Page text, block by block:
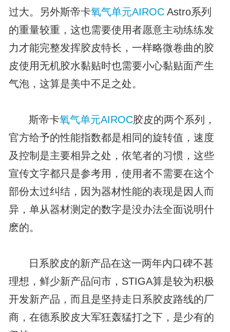
过大。另外斯帝卡氧气单元AIROCAstro系列
的重量较重，这也需要使用者愿意主动练练发
力才能完整发挥胶皮特长，一样略微卷曲的胶
皮使用无机胶水黏贴时也需要小心黏贴面产生
气泡，这算是美中不足之处。
斯帝卡氧气单元AIROC胶皮的两个系列，
官方给予的性能指数都是相同的旋转值，速度
及控制是主要相异之处，依笔者的习惯，这些
宣传文字都只是参考用，使用者不需要在这个
部份太过纠结，因为器材性能的表现是因人而
异，单从器材测定的数字是没办法全面说明什
麽的。
日系胶皮的新产品在这一两年内口碑不甚
理想，鲜少新产品问市，STIGA算是较为积极
开发新产品，而且是坚持走日系胶皮路线的厂
商，在德系胶皮大军狂轰猛打之下，是少有的